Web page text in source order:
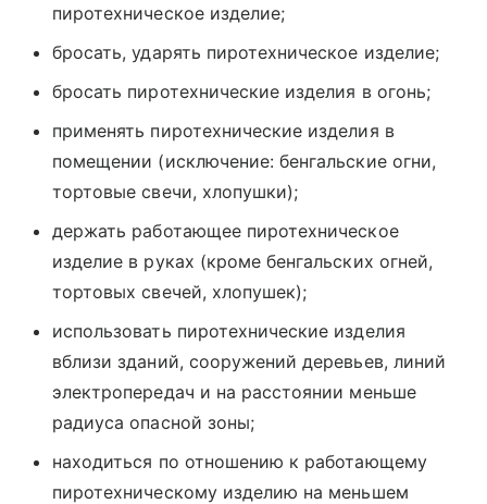
пиротехническое изделие;
бросать, ударять пиротехническое изделие;
бросать пиротехнические изделия в огонь;
применять пиротехнические изделия в
помещении (исключение: бенгальские огни,
тортовые свечи, хлопушки);
держать работающее пиротехническое
изделие в руках (кроме бенгальских огней,
тортовых свечей, хлопушек);
использовать пиротехнические изделия
вблизи зданий, сооружений деревьев, линий
электропередач и на расстоянии меньше
радиуса опасной зоны;
находиться по отношению к работающему
пиротехническому изделию на меньшем